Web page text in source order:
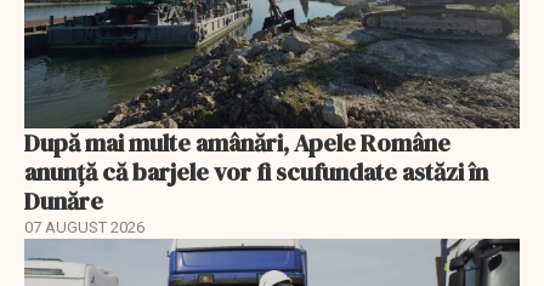
După mai multe amânări, Apele Române
anunță că barjele vor fi scufundate astăzi în
Dunăre
07 AUGUST 2026